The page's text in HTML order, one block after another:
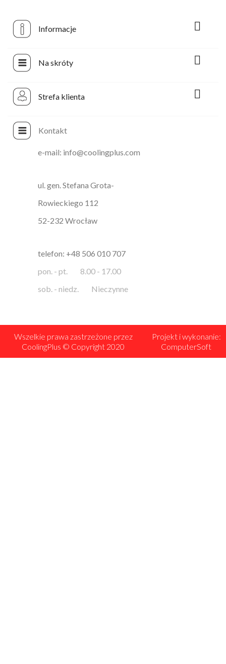
Informacje 
Na skróty 
Strefa klienta 
Kontakt
e-mail: info@coolingplus.com
ul. gen. Stefana Grota-
Rowieckiego 112
52-232 Wrocław
telefon: +48 506 010 707
pon. - pt.
8.00 - 17.00
sob. - niedz.
Nieczynne
Wszelkie prawa zastrzeżone przez
CoolingPlus © Copyright 2020
Projekt i wykonanie:
ComputerSoft